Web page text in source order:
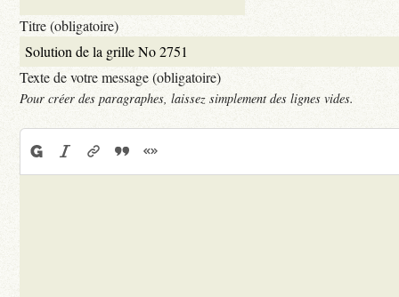
Titre (obligatoire)
Texte de votre message (obligatoire)
Pour créer des paragraphes, laissez simplement des lignes vides.